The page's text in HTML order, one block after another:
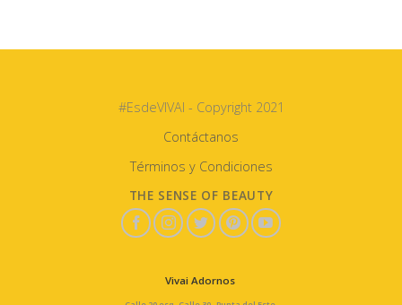
#EsdeVIVAI - Copyright 2021
Contáctanos
Términos y Condiciones
THE SENSE OF BEAUTY
Vivai Adornos